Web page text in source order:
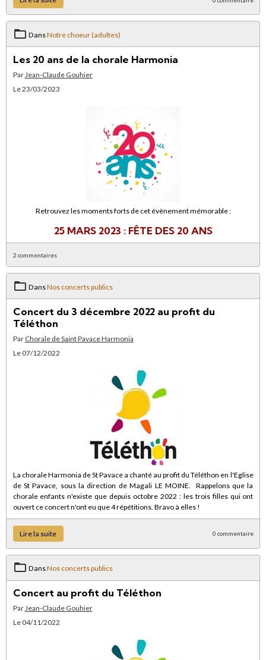
DansNotre choeur (adultes)
Les 20 ans de la chorale Harmonia
Par Jean-Claude Gouhier
Le 23/03/2023
Retrouvez les moments forts de cet évènement mémorable :
25 MARS 2023 : FÊTE DES 20 ANS
2 commentaires
DansNos concerts publics
Concert du 3 décembre 2022 au profit du
Téléthon
Par Chorale de Saint Pavace Harmonia
Le 07/12/2022
La chorale Harmonia de St Pavace a chanté au profit du Téléthon en l'Eglise
de St Pavace, sous la direction de Magali LE MOINE. Rappelons que la
chorale enfants n'existe que depuis octobre 2022 : les trois filles qui ont
ouvert ce concert n'ont eu que 4 répétitions. Bravo à elles !
Lire la suite 0 commentaire
DansNos concerts publics
Concert au profit du Téléthon
ParJean-Claude Gouhier
Le 04/11/2022